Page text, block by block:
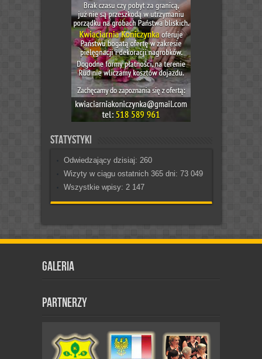
Statystyki
Odwiedzający dzisiaj: 260
Wizyty w ciągu ostatnich 365 dni: 73 049
Wszystkie wpisy: 2 147
Galeria
Partnerzy